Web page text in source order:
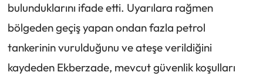
bulunduklarını ifade etti. Uyarılara rağmen
bölgeden geçiş yapan ondan fazla petrol
tankerinin vurulduğunu ve ateşe verildiğini
kaydeden Ekberzade, mevcut güvenlik koşulları